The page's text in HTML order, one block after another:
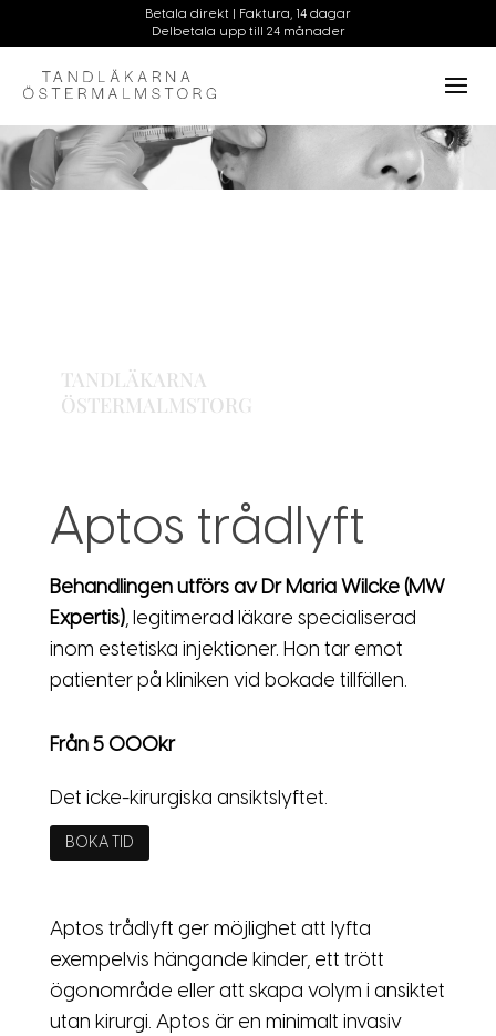
TANDLÄKARNA
ÖSTERMALMSTORG
Aptos trådlyft
Behandlingen utförs av Dr Maria Wilcke (MW
Expertis), legitimerad läkare specialiserad
inom estetiska injektioner. Hon tar emot
patienter på kliniken vid bokade tillfällen.
Från 5 000kr
Det icke-kirurgiska ansiktslyftet.
BOKA TID
Aptos trådlyft ger möjlighet att lyfta
exempelvis hängande kinder, ett trött
ögonområde eller att skapa volym i ansiktet
utan kirurgi. Aptos är en minimalt invasiv